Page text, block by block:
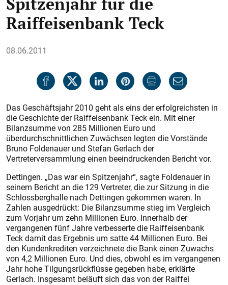
Raiffeisenbank Teck
08.06.2011
Das Geschäftsjahr 2010 geht als eins der erfolgreichsten in
die Geschichte der Raiffeisenbank Teck ein. Mit einer
Bilanzsumme von 285 Millionen Euro und
überdurchschnittlichen Zuwächsen legten die Vorstände
Bruno Foldenauer und Stefan Gerlach der
Vertreterversammlung einen beeindruckenden Bericht vor.
Dettingen. „Das war ein Spitzenjahr“, sagte Foldenauer in
seinem Bericht an die 129 Vertreter, die zur Sitzung in die
Schlossberghalle nach Dettingen gekommen waren. In
Zahlen ausgedrückt: Die Bilanzsumme stieg im Vergleich
zum Vorjahr um zehn Millionen Euro. Innerhalb der
vergangenen fünf Jahre verbesserte die Raiffeisenbank
Teck damit das Ergebnis um satte 44 Millionen Euro. Bei
den Kundenkrediten verzeichnete die Bank einen Zuwachs
von 4,2 Millionen Euro. Und dies, obwohl es im vergangenen
Jahr hohe Tilgungsrückflüsse gegeben habe, erklärte
Gerlach. Insgesamt beläuft sich das von der Raiffei